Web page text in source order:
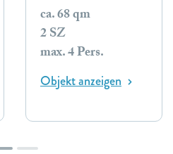
ca. 68 qm
2 SZ
max. 4 Pers.
Objekt anzeigen